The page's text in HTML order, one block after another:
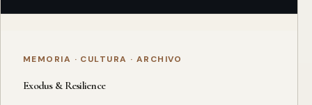
MEMORIA · CULTURA · ARCHIVO
Exodus & Resilience